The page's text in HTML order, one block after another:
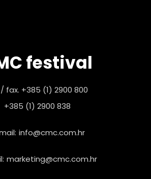
festival
fax. +385 (1) 2900 800
+385 (1) 2900 838
info@cmc.com.hr
marketing@cmc.com.hr